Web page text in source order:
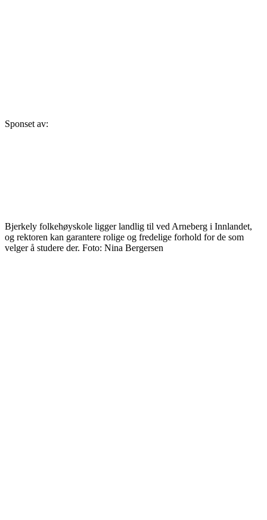
Sponset av:
Bjerkely folkehøyskole ligger landlig til ved Arneberg i Innlandet,
og rektoren kan garantere rolige og fredelige forhold for de som
velger å studere der. Foto: Nina Bergersen